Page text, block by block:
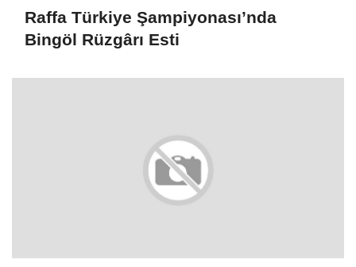
Raffa Türkiye Şampiyonası’nda
Bingöl Rüzgârı Esti